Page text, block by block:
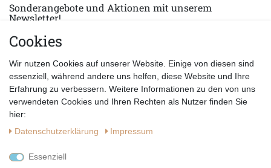
Sonderangebote und Aktionen mit unserem
Newsletter!
E-MAIL *
Datenschutzerklärung
Cookies
Wir nutzen Cookies auf unserer Website. Einige von diesen sind
essenziell, während andere uns helfen, diese Website und Ihre
Erfahrung zu verbessern. Weitere Informationen zu den von uns
verwendeten Cookies und Ihren Rechten als Nutzer finden Sie
hier:
Daten­schutz­erklärung
Impressum
Essenziell